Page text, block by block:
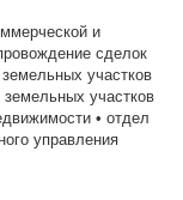
и
сделок
участков
участков
• отдел
управления